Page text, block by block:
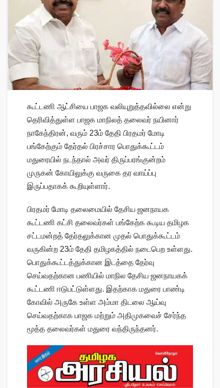
கூட்டணி ஆட்சியை பாஜக வலியுறுத்தவில்லை என்று
தெரிவித்துள்ள பாஜக மாநிலத் தலைவர் நயினார்
நாகேந்திரன், வரும் 23ம் தேதி பிரதமர் மோடி
பங்கேற்கும் தேர்தல் பிரச்சார பொதுக்கூட்டம்
மதுரையில் நடந்தால் அவர் திருப்பரங்குன்றம்
முருகன் கோயிலுக்கு வருகை தர வாய்ப்பு
இருப்பதாகக் கூறியுள்ளார்.
பிரதமர் மோடி தலைமையில் தேசிய ஜனநாயக
கூட்டணி கட்சி தலைவர்கள் பங்கேற்க கூடிய தமிழக
சட்டமன்றத் தேர்தலுக்கான முதல் பொதுக்கூட்டம்
வருகின்ற 23ம் தேதி தமிழகத்தில் நடைபெற உள்ளது.
பொதுக்கூட்டத்துக்கான இடத்தை தேர்வு
செய்வதற்கான பணியில் மாநில தேசிய ஜனநாயகக்
கூட்டணி ஈடுபட்டுள்ளது. இதற்காக மதுரை பாண்டி
கோவில் அருகே உள்ள அம்மா திடலை ஆய்வு
செய்வதற்காக பாஜக மற்றும் அதிமுகவைச் சேர்ந்த
மூத்த தலைவர்கள் மதுரை வந்திருந்தனர்.